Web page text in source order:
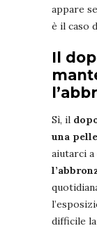
appare
è il caso
Il
Sì, il
una
aiutarci a
difficile la